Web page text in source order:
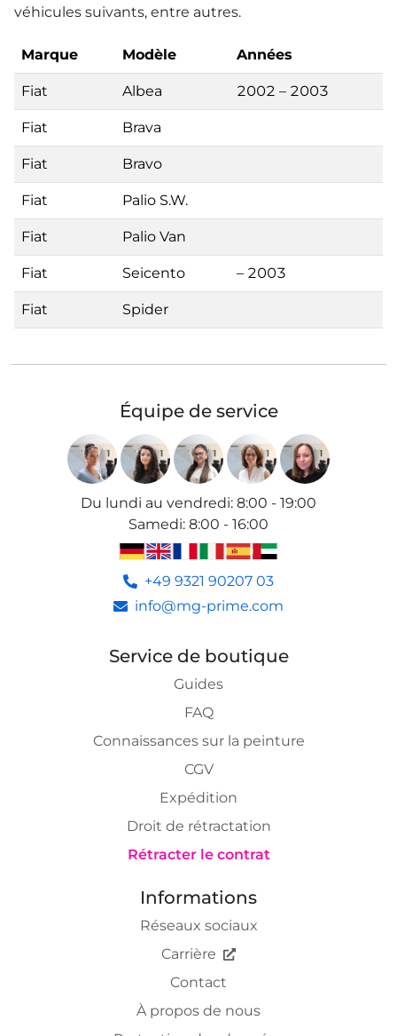
véhicules suivants, entre autres.
Marque Modèle Années
Fiat Albea 2002 – 2003
Fiat Brava
Fiat Bravo
Fiat Palio S.W.
Fiat Palio Van
Fiat Seicento – 2003
Fiat Spider
Équipe de service
Du lundi au vendredi: 8:00 - 19:00
Samedi: 8:00 - 16:00
+49 9321 90207 03
info@mg-prime.com
Service de boutique
Guides
FAQ
Connaissances sur la peinture
CGV
Expédition
Droit de rétractation
Rétracter le contrat
Informations
Réseaux sociaux
Carrière
Contact
À propos de nous